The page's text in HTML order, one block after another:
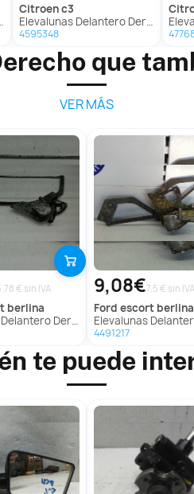
citroenc3
Elevalunas Delantero Derecho Para Citroen C3
4595348
que
VER MÁS
€ sin IVA
berlina
para Ford Escort Berlina
9,08€7.5 € sin IVA
ford escort berlina
Elevalunas Delantero Derecho para Ford
4491217
te puede